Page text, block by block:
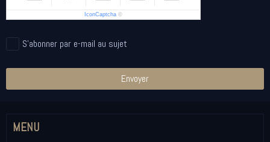
IconCaptcha ©
S'abonner par e-mail au sujet
Envoyer
MENU